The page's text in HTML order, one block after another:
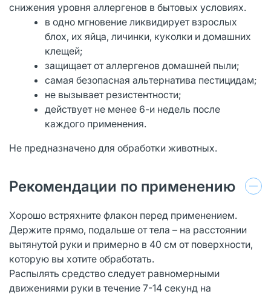
снижения уровня аллергенов в бытовых условиях.
в одно мгновение ликвидирует взрослых
блох, их яйца, личинки, куколки и домашних
клещей;
защищает от аллергенов домашней пыли;
самая безопасная альтернатива пестицидам;
не вызывает резистентности;
действует не менее 6-и недель после
каждого применения.
Не предназначено для обработки животных.
Рекомендации по применению
Хорошо встряхните флакон перед применением.
Держите прямо, подальше от тела – на расстоянии
вытянутой руки и примерно в 40 см от поверхности,
которую вы хотите обработать.
Распылять средство следует равномерными
движениями руки в течение 7-14 секунд на